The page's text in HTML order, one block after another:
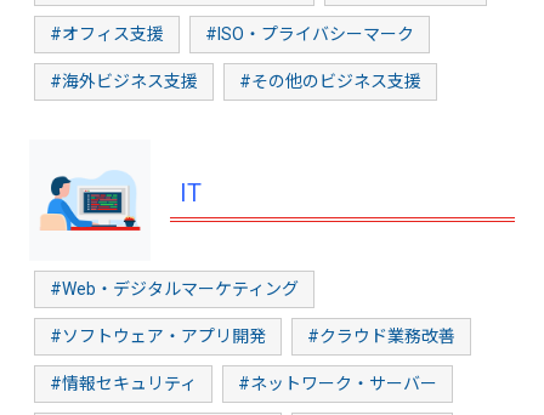
#オフィス支援 #ISO・プライバシーマーク
#海外ビジネス支援 #その他のビジネス支援
IT
#Web・デジタルマーケティング
#ソフトウェア・アプリ開発 #クラウド業務改善
#情報セキュリティ #ネットワーク・サーバー